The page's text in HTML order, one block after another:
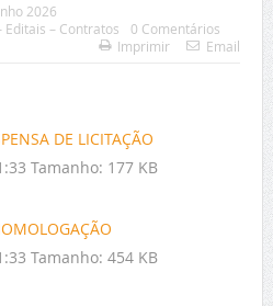
2026
Editais – Contratos
0 Comentários
Imprimir
Email
DE LICITAÇÃO
Tamanho: 177 KB
Tamanho: 454 KB